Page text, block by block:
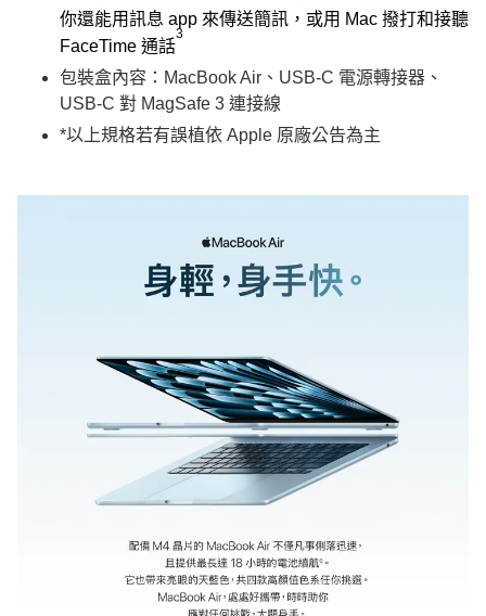
你還能用訊息 app 來傳送簡訊，或用 Mac 撥打和接聽
FaceTime 通話
3
包裝盒內容：MacBook Air、USB-C 電源轉接器、
USB-C 對 MagSafe 3 連接線​
*以上規格若有誤植依 Apple 原廠公告為主